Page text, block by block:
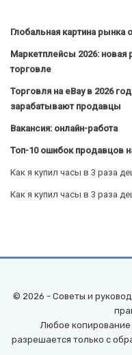
Глобальная картина рынка
Маркетплейсы 2026: новая
торговле
Торговля на eBay в 2026
зарабатывают продавцы
Вакансия: онлайн-работа
Топ-10 ошибок продавцов
Как я купил часы в 3 раза
Как я купил часы в 3 раза
© 2026 - Советы и
Любое копирование
разрешается только с